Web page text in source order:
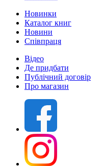
Новинки
Каталог книг
Новини
Співпраця
Відео
Де придбати
Публічний договір
Про магазин